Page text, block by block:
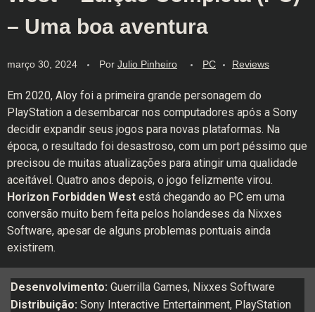
– Uma boa aventura
março 30, 2024 Por Julio Pinheiro PC Reviews
Em 2020, Aloy foi a primeira grande personagem do
PlayStation a desembarcar nos computadores após a Sony
decidir expandir seus jogos para novas plataformas. Na
época, o resultado foi desastroso, com um port péssimo que
precisou de muitas atualizações para atingir uma qualidade
aceitável. Quatro anos depois, o jogo felizmente virou.
Horizon Forbidden West está chegando ao PC em uma
conversão muito bem feita pelos holandeses da Nixxes
Software, apesar de alguns problemas pontuais ainda
existirem.
Desenvolvimento: Guerrilla Games, Nixxes Software
Distribuição: Sony Interactive Entertainment, PlayStation